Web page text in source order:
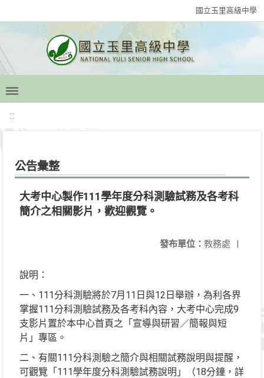
國立玉里高級中學
:::
公告彙整
大考中心製作111學年度分科測驗試務及各考科
簡介之相關影片，歡迎觀覽。
發布單位： 教務處 |
說明：
一、111分科測驗將於7月11日與12日舉辦，為利各界
掌握111分科測驗試務及各考科內容，大考中心完成9
支影片置於本中心首頁之「宣導與研習／簡報與短
片」專區。
二、有關111分科測驗之簡介與相關試務說明與提醒，
可觀覽「111學年度分科測驗試務說明」（18分鐘，詳